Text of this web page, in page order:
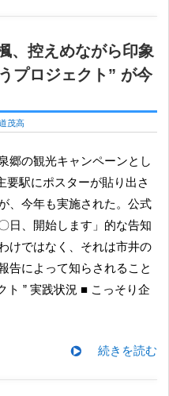
、控えめながら印象
プロジェクト” が今
茂高
要駅にポスターが貼り出さ
、今年も実施された。公式
日、開始します」的な告知
けではなく、それは市井の
告によって知らされること
ト ” 実践状況 ■ こっそり企
続きを読む